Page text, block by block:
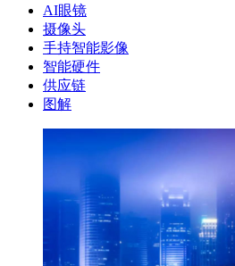
AI眼镜
摄像头
手持智能影像
智能硬件
供应链
图解